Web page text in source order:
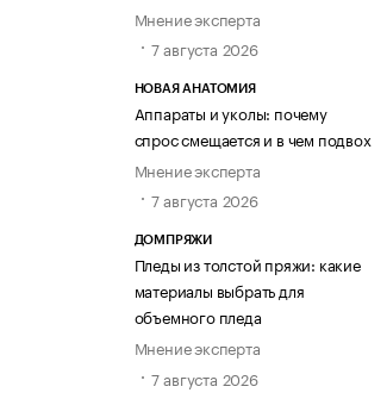
Мнение эксперта
7 августа 2026
НОВАЯ АНАТОМИЯ
Аппараты и уколы: почему
спрос смещается и в чем подвох
Мнение эксперта
7 августа 2026
ДОМПРЯЖИ
Пледы из толстой пряжи: какие
материалы выбрать для
объемного пледа
Мнение эксперта
7 августа 2026